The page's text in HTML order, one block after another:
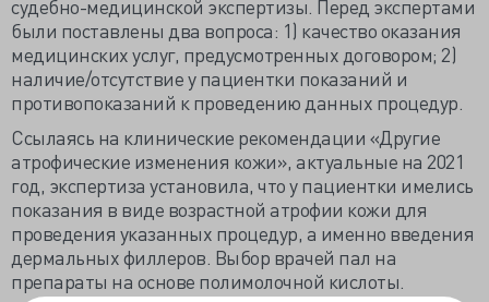
судебно-медицинской экспертизы. Перед экспертами
были поставлены два вопроса: 1) качество оказания
медицинских услуг, предусмотренных договором; 2)
наличие/отсутствие у пациентки показаний и
противопоказаний к проведению данных процедур.
Ссылаясь на клинические рекомендации «Другие
атрофические изменения кожи», актуальные на 2021
год, экспертиза установила, что у пациентки имелись
показания в виде возрастной атрофии кожи для
проведения указанных процедур, а именно введения
дермальных филлеров. Выбор врачей пал на
препараты на основе полимолочной кислоты.